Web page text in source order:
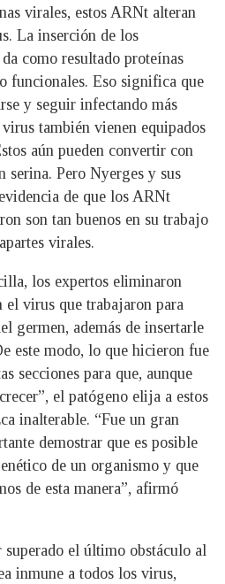
virales, estos ARNt alteran
La inserción de los
como resultado proteínas
funcionales. Eso significa que
y seguir infectando más
también vienen equipados
aún pueden convertir con
Pero Nyerges y sus
de que los ARNt
son tan buenos en su trabajo
virales.
los expertos eliminaron
el virus que trabajaron para
germen, además de insertarle
este modo, lo que hicieron fue
secciones para que, aunque
el patógeno elija a estos
inalterable. “Fue un gran
demostrar que es posible
de un organismo y que
de esta manera”, afirmó
superado el último obstáculo al
inmune a todos los virus,